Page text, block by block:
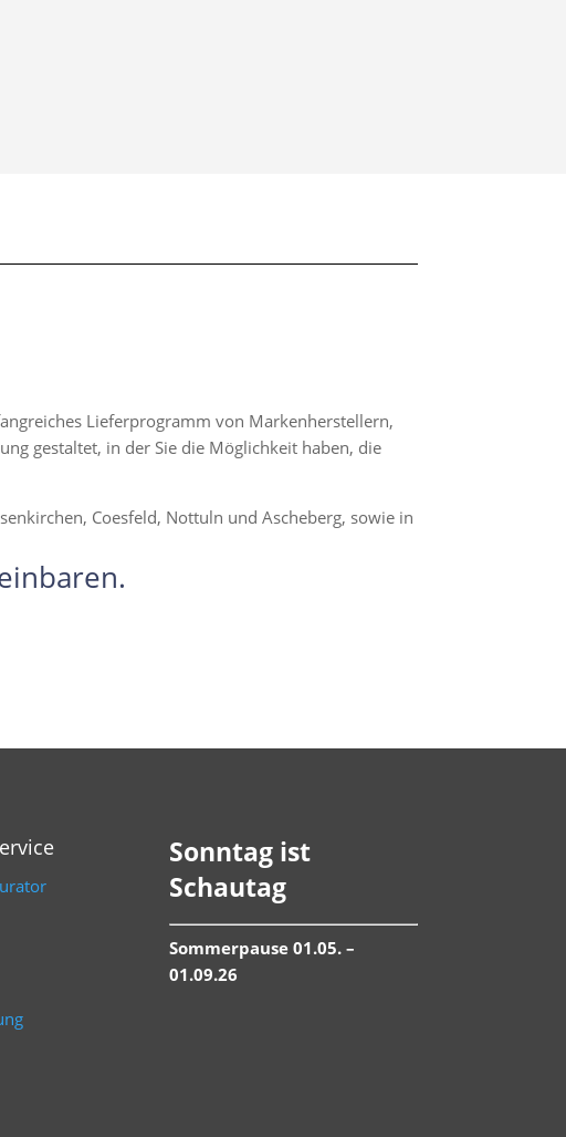
Lieferprogramm von Markenherstellern,
gestaltet, in der Sie die Möglichkeit haben, die
Coesfeld, Nottuln und Ascheberg, sowie in
Sonntag ist
Schautag
Sommerpause 01.05. –
01.09.26